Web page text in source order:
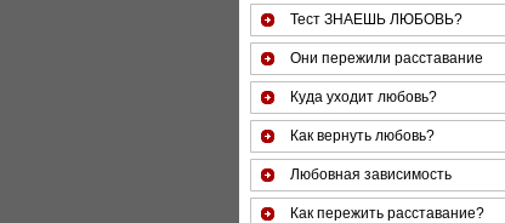
Тест ЗНАЕШЬ ЛЮБОВЬ?
Они пережили расставание
Куда уходит любовь?
Как вернуть любовь?
Любовная зависимость
Как пережить расставание?